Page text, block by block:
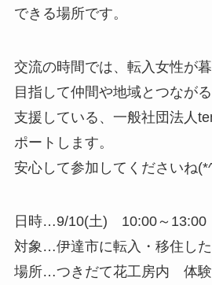
できる場所です。
交流の時間では、転入女性が
目指して仲間や地域とつなが
支援している、一般社団法人
ポートします。
安心して参加してくださいね
日時…9/10(土) 10:00～13:00
対象…伊達市に転入・移住し
場所…つきだて花工房内 体